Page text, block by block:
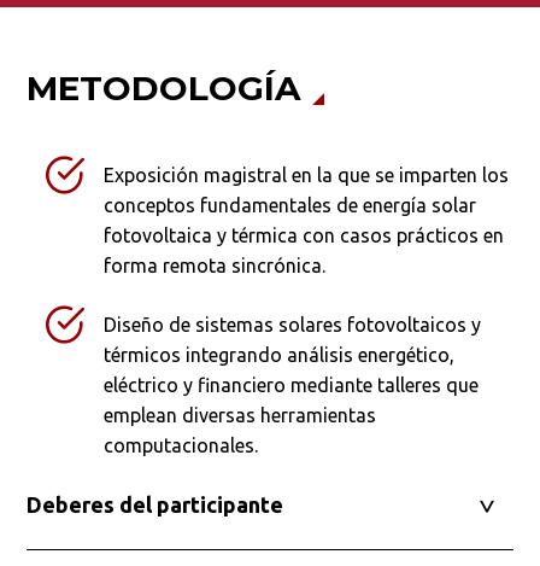
METODOLOGÍA
Exposición magistral en la que se imparten los
conceptos fundamentales de energía solar
fotovoltaica y térmica con casos prácticos en
forma remota sincrónica.
Diseño de sistemas solares fotovoltaicos y
térmicos integrando análisis energético,
eléctrico y financiero mediante talleres que
emplean diversas herramientas
computacionales.
Deberes del participante